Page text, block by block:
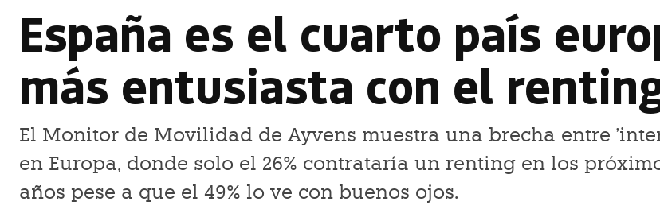
España es el cuarto país
más entusiasta con el
El Monitor de Movilidad de Ayvens muestra una brecha entre
en Europa, donde solo el 26% contrataría un renting en los
años pese a que el 49% lo ve con buenos ojos.